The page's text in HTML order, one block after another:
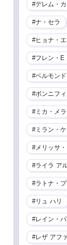
デレム・
ナ・セラ
ヒョナ・
フレン・E
ベルモン
ボンニフ
ミカ・メ
ミラン・
メリッサ
ライラ ア
ラトナ・
リュ ハリ
レイン・
レザ アフ